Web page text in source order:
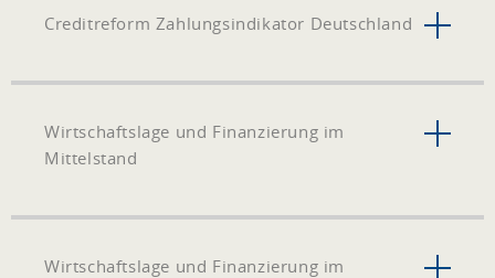
Creditreform Zahlungsindikator Deutschland
Wirtschaftslage und Finanzierung im
Mittelstand
Wirtschaftslage und Finanzierung im